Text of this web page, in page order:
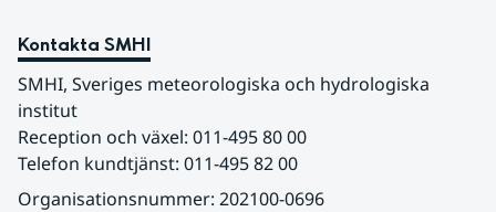
Kontakta SMHI
SMHI, Sveriges meteorologiska och hydrologiska
institut
Reception och växel: 011-495 80 00
Telefon kundtjänst: 011-495 82 00
Organisationsnummer: 202100-0696